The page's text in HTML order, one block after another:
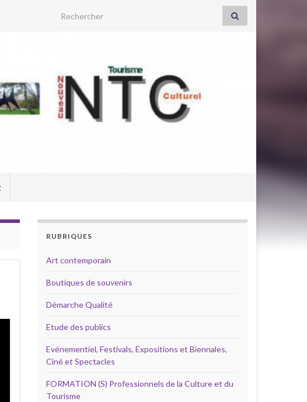
Search for:
RUBRIQUES
Art contemporain
Boutiques de souvenirs
Démarche Qualité
Etude des publics
Evénementiel, Festivals, Expositions et Biennales,
Ciné et Spectacles
FORMATION (S) Professionnels de la Culture et du
Tourisme